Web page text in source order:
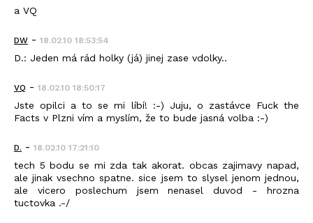
a VQ
DW - 18.02.10 18:53:54
D.: Jeden má rád holky (já) jinej zase vdolky..
VQ - 18.02.10 18:50:17
Jste opilci a to se mi líbí! :-) Juju, o zastávce Fuck the
Facts v Plzni vím a myslím, že to bude jasná volba :-)
D. - 18.02.10 17:21:10
tech 5 bodu se mi zda tak akorat. obcas zajimavy napad,
ale jinak vsechno spatne. sice jsem to slysel jenom jednou,
ale vicero poslechum jsem nenasel duvod - hrozna
tuctovka .-/